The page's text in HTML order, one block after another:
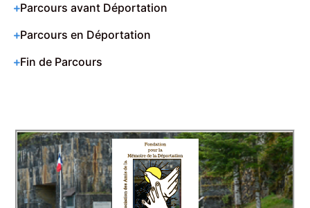
Parcours avant Déportation
Parcours en Déportation
Fin de Parcours